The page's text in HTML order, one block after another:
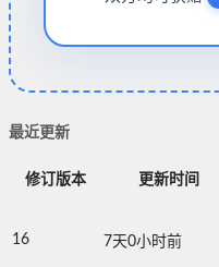
最近更新
修订版本 更新时间
16 7天0小时前